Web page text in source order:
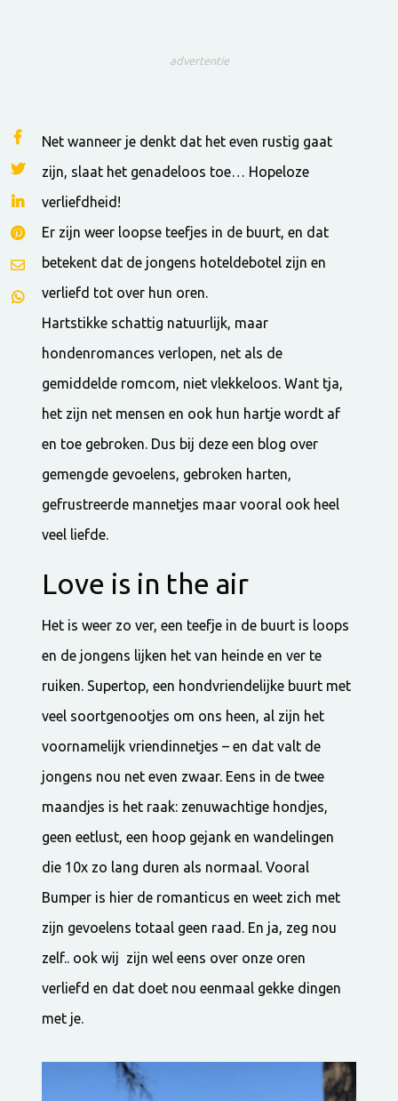
advertentie
Net wanneer je denkt dat het even rustig gaat
zijn, slaat het genadeloos toe… Hopeloze
verliefdheid!
Er zijn weer loopse teefjes in de buurt, en dat
betekent dat de jongens hoteldebotel zijn en
verliefd tot over hun oren.
Hartstikke schattig natuurlijk, maar
hondenromances verlopen, net als de
gemiddelde romcom, niet vlekkeloos. Want tja,
het zijn net mensen en ook hun hartje wordt af
en toe gebroken. Dus bij deze een blog over
gemengde gevoelens, gebroken harten,
gefrustreerde mannetjes maar vooral ook heel
veel liefde.
Love is in the air
Het is weer zo ver, een teefje in de buurt is loops
en de jongens lijken het van heinde en ver te
ruiken. Supertop, een hondvriendelijke buurt met
veel soortgenootjes om ons heen, al zijn het
voornamelijk vriendinnetjes – en dat valt de
jongens nou net even zwaar. Eens in de twee
maandjes is het raak: zenuwachtige hondjes,
geen eetlust, een hoop gejank en wandelingen
die 10x zo lang duren als normaal. Vooral
Bumper is hier de romanticus en weet zich met
zijn gevoelens totaal geen raad. En ja, zeg nou
zelf.. ook wij zijn wel eens over onze oren
verliefd en dat doet nou eenmaal gekke dingen
met je.